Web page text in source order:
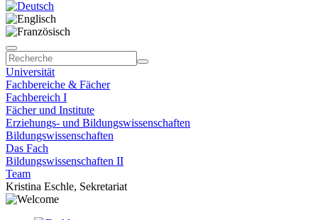
Universität
Fachbereiche & Fächer
Fachbereich I
Fächer und Institute
Erziehungs- und Bildungswissenschaften
Bildungswissenschaften
Das Fach
Bildungswissenschaften II
Team
Kristina Eschle, Sekretariat